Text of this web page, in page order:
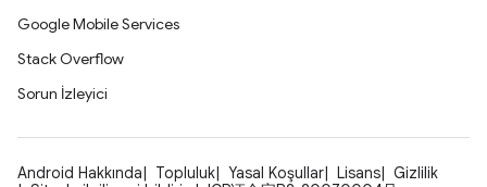
Google Mobile Services
Stack Overflow
Sorun İzleyici
Android Hakkında Topluluk Yasal Koşullar Lisans
Gizlilik